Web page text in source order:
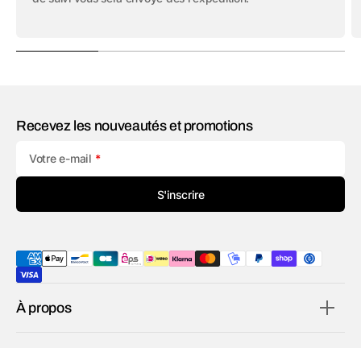
Recevez les nouveautés et promotions
Votre e-mail
S'inscrire
À propos